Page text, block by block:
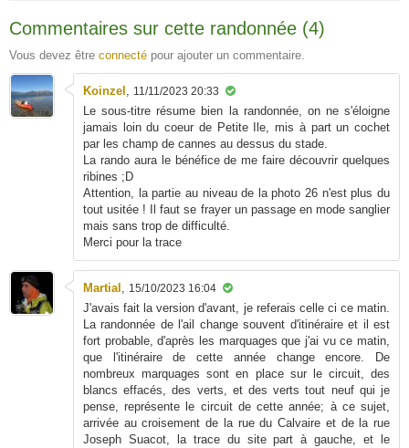
Commentaires sur cette randonnée (4)
Vous devez être connecté pour ajouter un commentaire.
Koinzel , 11/11/2023 20:33
Le sous-titre résume bien la randonnée, on ne s'éloigne
jamais loin du coeur de Petite Ile, mis à part un cochet
par les champ de cannes au dessus du stade.
La rando aura le bénéfice de me faire découvrir quelques
ribines ;D
Attention, la partie au niveau de la photo 26 n'est plus du
tout usitée ! Il faut se frayer un passage en mode sanglier
mais sans trop de difficulté.
Merci pour la trace
Martial , 15/10/2023 16:04
J'avais fait la version d'avant, je referais celle ci ce matin.
La randonnée de l'ail change souvent d'itinéraire et il est
fort probable, d'après les marquages que j'ai vu ce matin,
que l'itinéraire de cette année change encore. De
nombreux marquages sont en place sur le circuit, des
blancs effacés, des verts, et des verts tout neuf qui je
pense, représente le circuit de cette année; à ce sujet,
arrivée au croisement de la rue du Calvaire et de la rue
Joseph Suacot, la trace du site part à gauche, et le